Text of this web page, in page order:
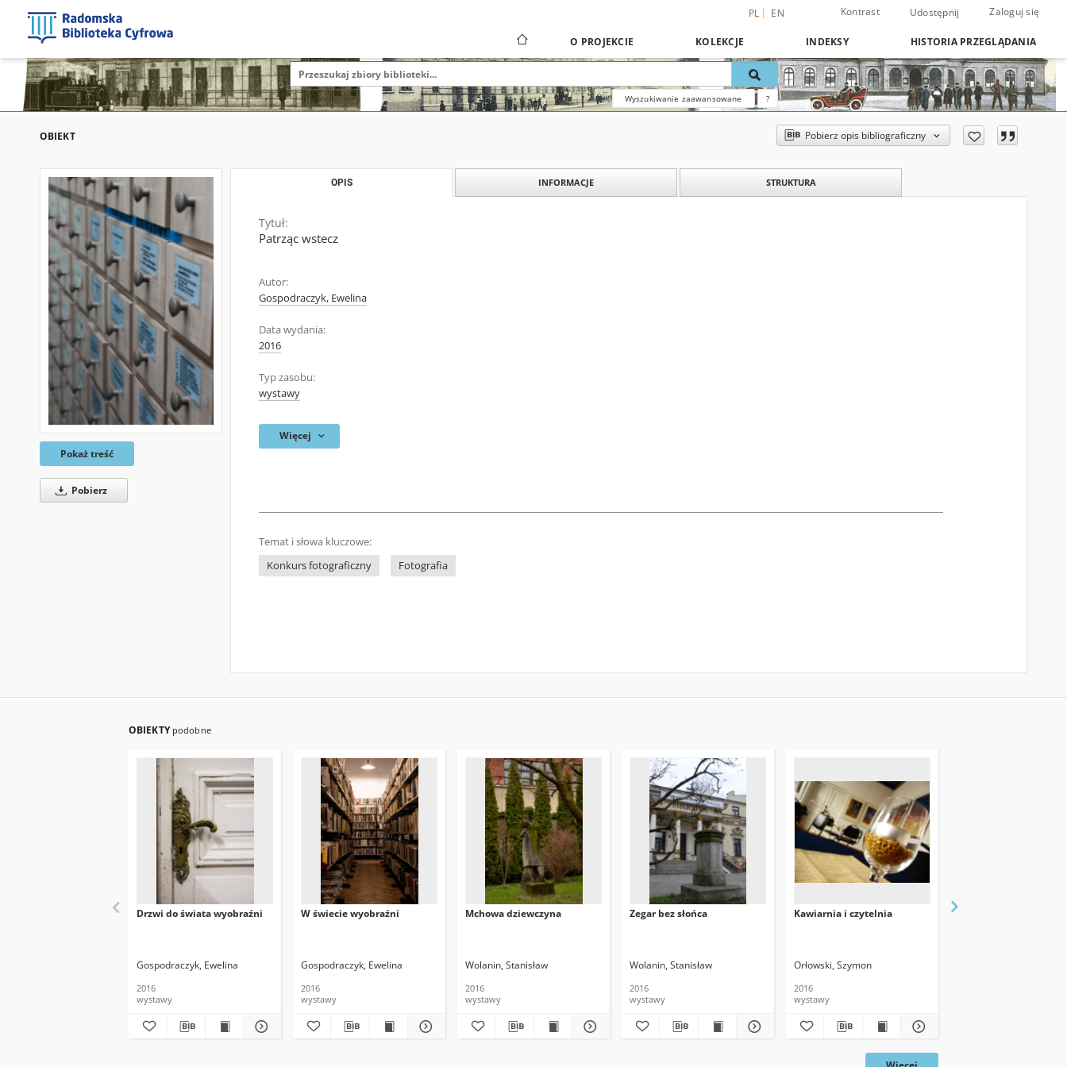
PL EN Kontrast Udostępnij Zaloguj się
O PROJEKCIE KOLEKCJE INDEKSY HISTORIA PRZEGLĄDANIA
Wyszukiwanie zaawansowane ?
OBIEKT Pobierz opis bibliograficzny
Pokaż treść
Pobierz
OPIS INFORMACJE STRUKTURA
Tytuł:
Patrząc wstecz
Autor:
Gospodraczyk, Ewelina
Data wydania:
2016
Typ zasobu:
wystawy
Więcej
Temat i słowa kluczowe:
Konkurs fotograficzny
Fotografia
OBIEKTY podobne
Drzwi do świata wyobraźni
Gospodraczyk, Ewelina
2016
wystawy
W świecie wyobraźni
Gospodraczyk, Ewelina
2016
wystawy
Mchowa dziewczyna
Wolanin, Stanisław
2016
wystawy
Zegar bez słońca
Wolanin, Stanisław
2016
wystawy
Kawiarnia i czytelnia
Orłowski, Szymon
2016
wystawy